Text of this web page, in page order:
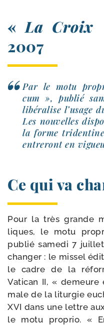
«La Croix
2007
Par le motu
cum », publié
libé­ra­lise l’u­sage
Les nou­velles
la forme
entre­ront en
Ce qui va
Pour la très grande
liques, le motu
publié same­di 7
chan­ger : le mis­sel
le cadre de la
Vatican II, «
male de la litur­gie
XVI dans une lettre
le motu pro­prio. «